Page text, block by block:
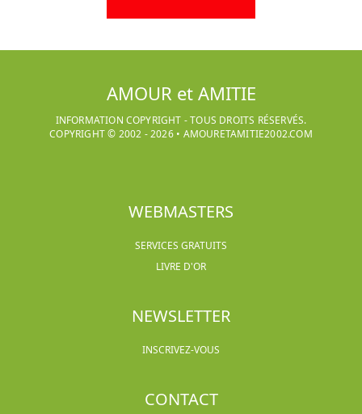
AMOUR et AMITIE
INFORMATION COPYRIGHT - TOUS DROITS RÉSERVÉS.
COPYRIGHT © 2002 -2026• AMOURETAMITIE2002.COM
WEBMASTERS
SERVICES GRATUITS
LIVRE D'OR
NEWSLETTER
INSCRIVEZ-VOUS
CONTACT